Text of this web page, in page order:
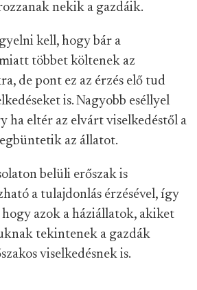
nekik a gazdáik.
kell, hogy bár a
többet költenek az
de pont ez az érzés elő tud
is. Nagyobb eséllyel
ha eltér az elvárt viselkedéstől a
az állatot.
belüli erőszak is
a tulajdonlás érzésével, így
hogy azok a háziállatok, akiket
tekintenek a gazdák
viselkedésnek is.